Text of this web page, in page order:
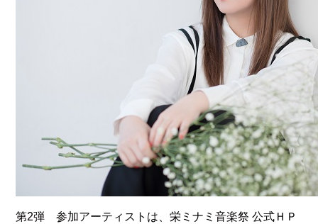
第2弾 参加アーティストは、栄ミナミ音楽祭 公式ＨＰ